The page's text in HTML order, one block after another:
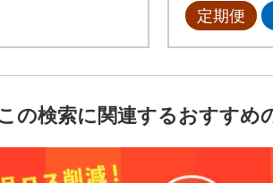
定期便
の検索に関連するおすすめ